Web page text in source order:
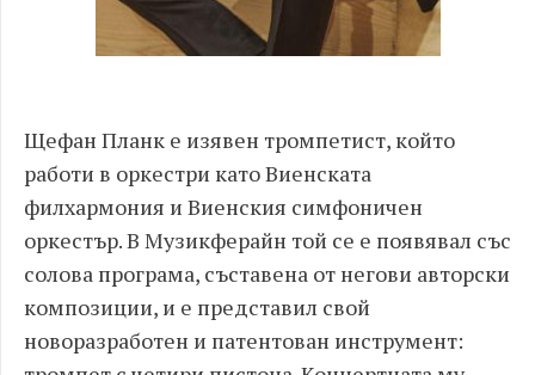
Щефан Планк е изявен тромпетист, който
работи в оркестри като Виенската
филхармония и Виенския симфоничен
оркестър. В Музикферайн той се е появявал със
солова програма, съставена от негови авторски
композиции, и е представил свой
новоразработен и патентован инструмент: